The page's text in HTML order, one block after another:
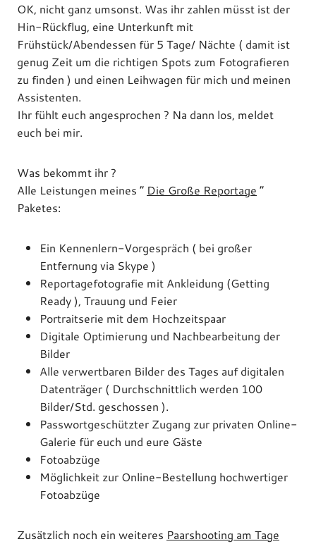
OK, nicht ganz umsonst. Was ihr zahlen müsst ist der
Hin-Rückflug, eine Unterkunft mit
Frühstück/Abendessen für 5 Tage/ Nächte ( damit ist
genug Zeit um die richtigen Spots zum Fotografieren
zu finden ) und einen Leihwagen für mich und meinen
Assistenten.
Ihr fühlt euch angesprochen ? Na dann los, meldet
euch bei mir.
Was bekommt ihr ?
Alle Leistungen meines “ Die Große Reportage “
Paketes:
Ein Kennenlern-Vorgespräch ( bei großer
Entfernung via Skype )
Reportagefotografie mit Ankleidung (Getting
Ready ), Trauung und Feier
Portraitserie mit dem Hochzeitspaar
Digitale Optimierung und Nachbearbeitung der
Bilder
Alle verwertbaren Bilder des Tages auf digitalen
Datenträger ( Durchschnittlich werden 100
Bilder/Std. geschossen ).
Passwortgeschützter Zugang zur privaten Online-
Galerie für euch und eure Gäste
Fotoabzüge
Möglichkeit zur Online-Bestellung hochwertiger
Fotoabzüge
Zusätzlich noch ein weiteres Paarshooting am Tage